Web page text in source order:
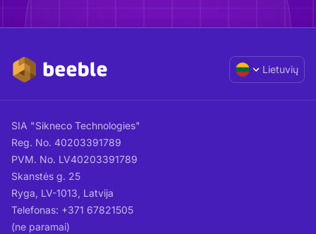
Lietuvių
SIA "Sikneco Technologies"
Reg. No. 40203391789
PVM. No. LV40203391789
Skanstės g. 25
Ryga, LV-1013, Latvija
Telefonas: +371 67821505
(ne paramai)